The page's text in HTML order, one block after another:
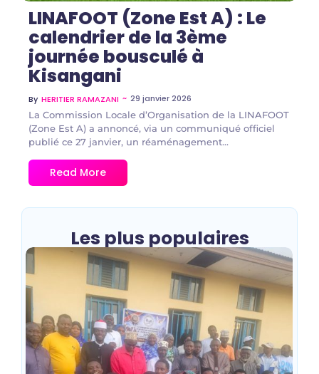
LINAFOOT (Zone Est A) : Le
calendrier de la 3ème
journée bousculé à
Kisangani
By HERITIER RAMAZANI ~ 29 janvier 2026
La Commission Locale d’Organisation de la LINAFOOT
(Zone Est A) a annoncé, via un communiqué officiel
publié ce 27 janvier, un réaménagement...
Read More
Les plus populaires